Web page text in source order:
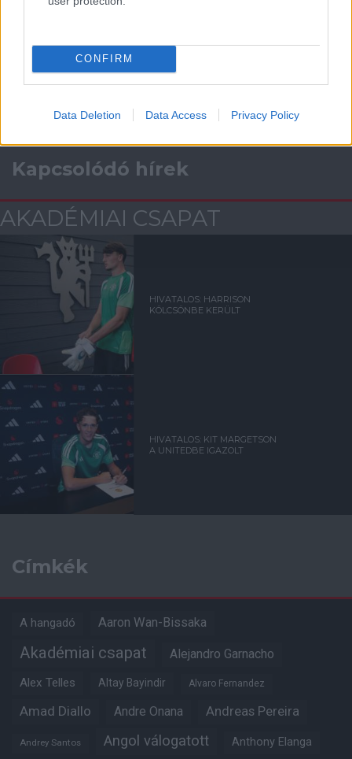
CONFIRM
Data Deletion Data Access Privacy Policy
a ManUtdFanatics.hu működését!
Kapcsolódó hírek
AKADÉMIAI CSAPAT
HIVATALOS: HARRISON
KÖLCSÖNBE KERÜLT
HIVATALOS: KIT MARGETSON
A UNITEDBE IGAZOLT
Címkék
A hangadó Aaron Wan-Bissaka
Akadémiai csapat Alejandro Garnacho
Alex Telles Altay Bayindir Alvaro Fernandez
Amad Diallo Andre Onana Andreas Pereira
Andrey Santos Angol válogatott Anthony Elanga